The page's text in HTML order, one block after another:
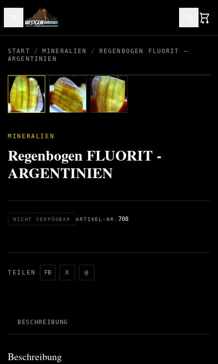
START / MINERALIEN /
REGENBOGEN FLUORIT –
ARGENTINIEN
MINERALIEN
Regenbogen FLUORIT -
ARGENTINIEN
NICHT VERFÜGBAR ARTIKEL-NR. 708
TEILEN FB X @
BESCHREIBUNG
Beschreibung